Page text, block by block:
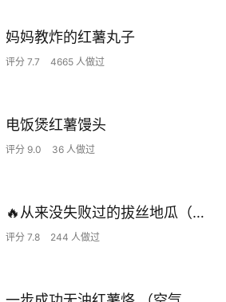
妈妈教炸的红薯丸子
评分 7.7 4665 人做过
电饭煲红薯馒头
评分 9.0 36 人做过
🔥从来没失败过的拔丝地瓜（看不到地瓜块儿的拔丝地瓜）🔥
评分 7.8 244 人做过